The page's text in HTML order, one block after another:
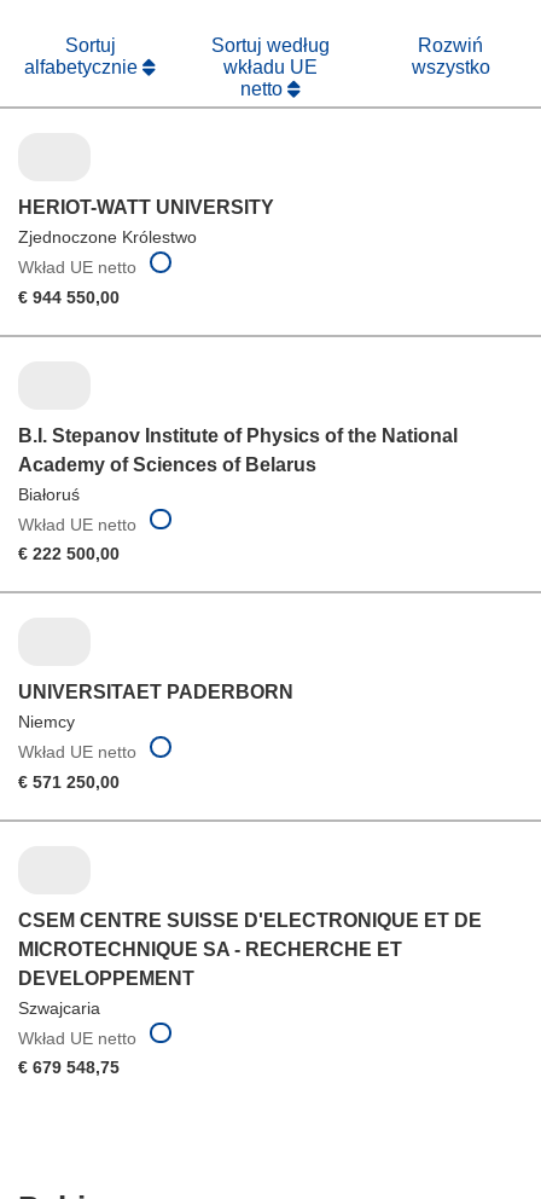
Sortuj
alfabetycznie
Sortuj według
wkładu UE
netto
Rozwiń
wszystko
HERIOT-WATT UNIVERSITY
Zjednoczone Królestwo
Wkład UE netto
€ 944 550,00
B.I. Stepanov Institute of Physics of the National
Academy of Sciences of Belarus
Białoruś
Wkład UE netto
€ 222 500,00
UNIVERSITAET PADERBORN
Niemcy
Wkład UE netto
€ 571 250,00
CSEM CENTRE SUISSE D'ELECTRONIQUE ET DE
MICROTECHNIQUE SA - RECHERCHE ET
DEVELOPPEMENT
Szwajcaria
Wkład UE netto
€ 679 548,75